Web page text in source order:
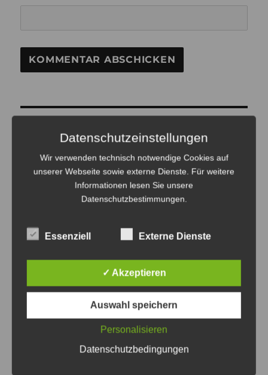
Beitragsnavigation
VERÖFFENTLICHT IN
Architektur Grenzenlos –
Minecraft Workshop
Tagsüber bin ich Medienpädagogischer
JFF – Institut für
Medienpädagogik.Wenn es dunkel wird, male
gestalte mitA Light To RememberEvents.
Datenschutzeinstellungen
Wir verwenden technisch notwendige Cookies auf
unserer Webseite sowie externe Dienste. Für weitere
Informationen lesen Sie unsere
Datenschutzbestimmungen.
Essenziell Externe Dienste
✓ Akzeptieren
Auswahl speichern
Personalisieren
Datenschutzbedingungen